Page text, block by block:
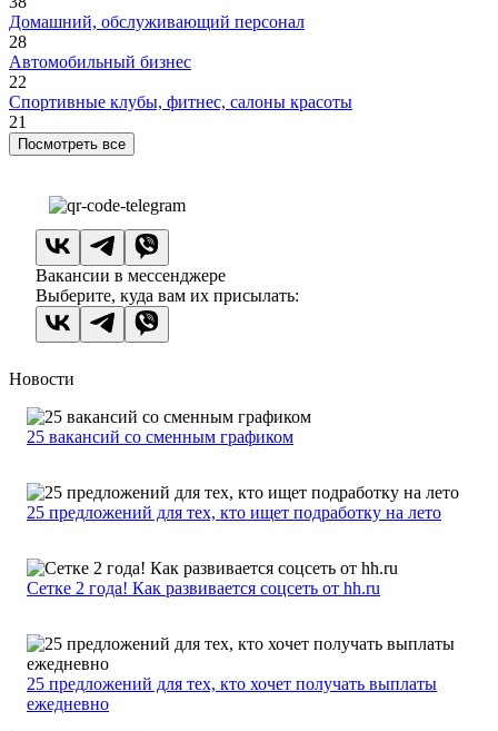
Домашний, обслуживающий персонал
28
Автомобильный бизнес
22
Спортивные клубы, фитнес, салоны красоты
21
Посмотреть все
Вакансии в мессенджере
Выберите, куда вам их присылать:
Новости
25 вакансий со сменным графиком
25 предложений для тех, кто ищет подработку на лето
Сетке 2 года! Как развивается соцсеть от hh.ru
25 предложений для тех, кто хочет получать выплаты
ежедневно